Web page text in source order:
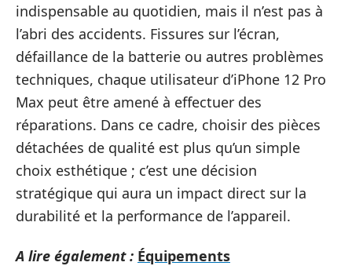
indispensable au quotidien, mais il n’est pas à
l’abri des accidents. Fissures sur l’écran,
défaillance de la batterie ou autres problèmes
techniques, chaque utilisateur d’iPhone 12 Pro
Max peut être amené à effectuer des
réparations. Dans ce cadre, choisir des pièces
détachées de qualité est plus qu’un simple
choix esthétique ; c’est une décision
stratégique qui aura un impact direct sur la
durabilité et la performance de l’appareil.
A lire également : Équipements